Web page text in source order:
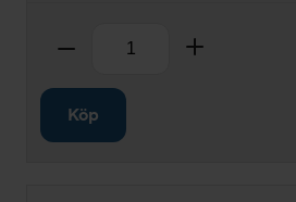
Ta bort
Köp